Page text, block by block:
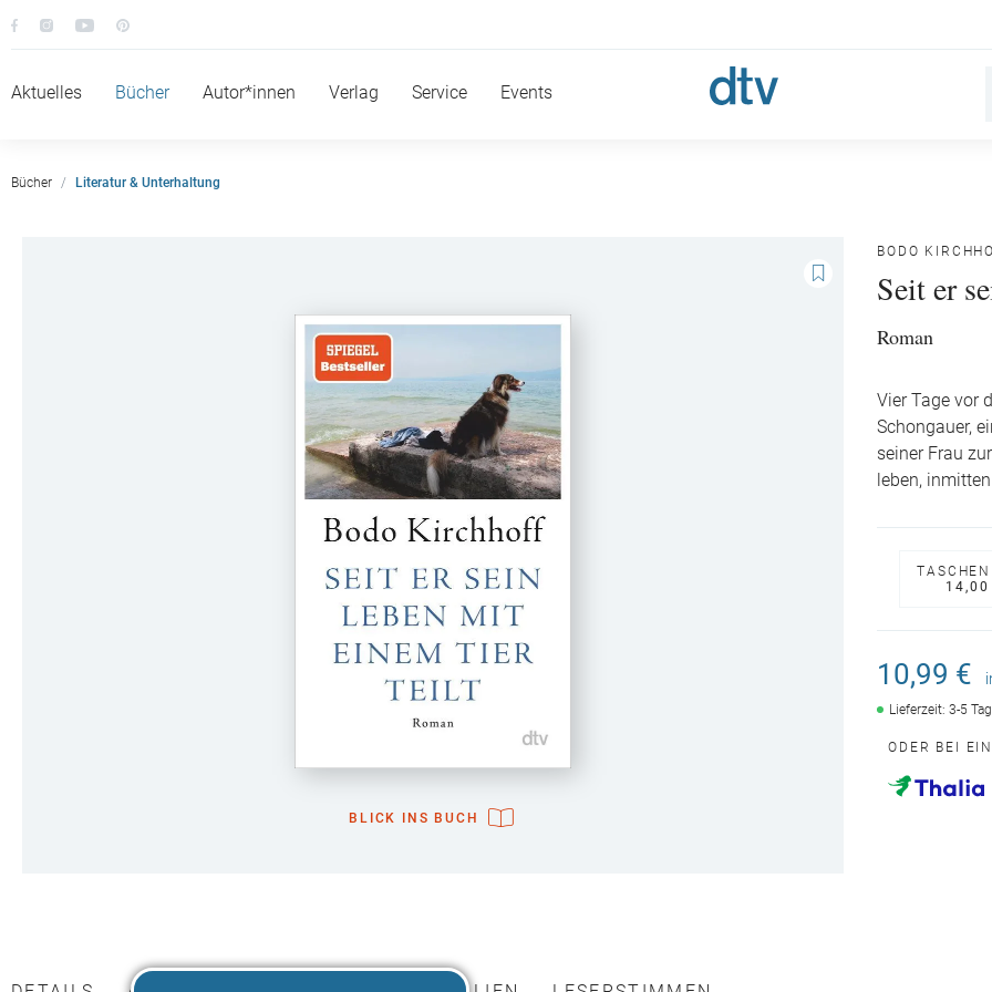
Aktuelles Bücher Autor*innen Verlag Service Events
Bücher Literatur & Unterhaltung
BLICK INS BUCH
BODO
Seit er
Roman
Vier Tage vor
Schongauer,
seiner Frau
leben,
10,99 €
Lieferzeit: 3-5
ODER BEI